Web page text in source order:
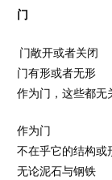
门
门敞开或者关闭
门有形或者无形
作为门，这些都无
作为门
不在乎它的结构或
无论泥石与钢铁